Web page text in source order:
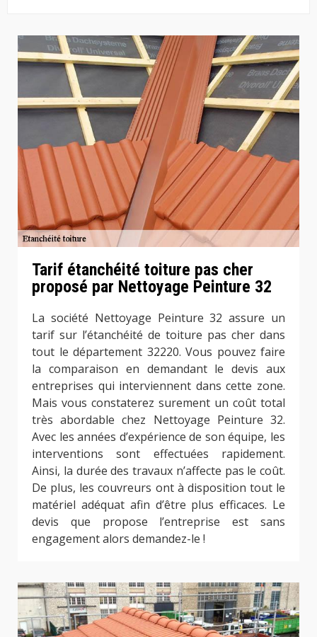
Tarif étanchéité toiture pas cher
proposé par Nettoyage Peinture 32
La société Nettoyage Peinture 32 assure un
tarif sur l’étanchéité de toiture pas cher dans
tout le département 32220. Vous pouvez faire
la comparaison en demandant le devis aux
entreprises qui interviennent dans cette zone.
Mais vous constaterez surement un coût total
très abordable chez Nettoyage Peinture 32.
Avec les années d’expérience de son équipe, les
interventions sont effectuées rapidement.
Ainsi, la durée des travaux n’affecte pas le coût.
De plus, les couvreurs ont à disposition tout le
matériel adéquat afin d’être plus efficaces. Le
devis que propose l’entreprise est sans
engagement alors demandez-le !